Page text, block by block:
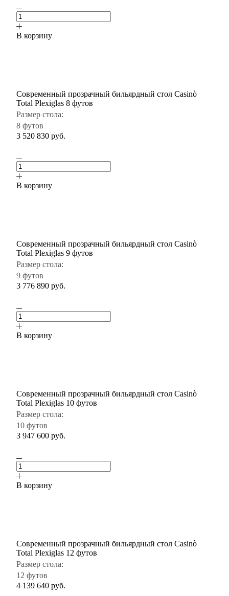
В корзину
Современный прозрачный бильярдный стол Casinò
Total Plexiglas 8 футов
Размер стола:
8 футов
3 520 830 руб.
В корзину
Современный прозрачный бильярдный стол Casinò
Total Plexiglas 9 футов
Размер стола:
9 футов
3 776 890 руб.
В корзину
Современный прозрачный бильярдный стол Casinò
Total Plexiglas 10 футов
Размер стола:
10 футов
3 947 600 руб.
В корзину
Современный прозрачный бильярдный стол Casinò
Total Plexiglas 12 футов
Размер стола:
12 футов
4 139 640 руб.